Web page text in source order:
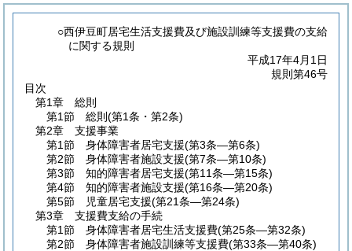
○西伊豆町居宅生活支援費及び施設訓練等支援費の支給
に関する規則
平成17年4月1日
規則第46号
目次
第1章
総則
第1節
総則 (第1条・第2条)
第2章
支援事業
第1節
身体障害者居宅支援(第3条―第6条)
第2節
身体障害者施設支援(第7条―第10条)
第3節
知的障害者居宅支援(第11条―第15条)
第4節
知的障害者施設支援(第16条―第20条)
第5節
児童居宅支援(第21条―第24条)
第3章
支援費支給の手続
第1節
身体障害者居宅生活支援費(第25条―第32条)
第2節
身体障害者施設訓練等支援費(第33条―第40条)